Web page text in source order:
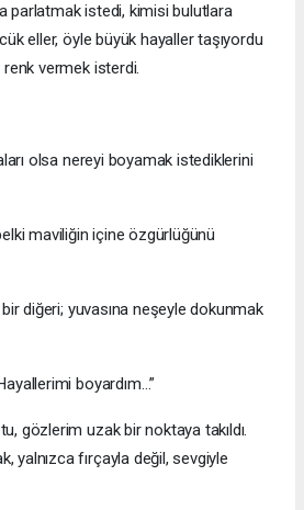
parlatmak istedi, kimisi bulutlara
eller, öyle büyük hayaller taşıyordu
renk vermek isterdi.
olsa nereyi boyamak istediklerini
maviliğin içine özgürlüğünü
bir diğeri; yuvasına neşeyle dokunmak
boyardım…”
gözlerim uzak bir noktaya takıldı.
yalnızca fırçayla değil, sevgiyle